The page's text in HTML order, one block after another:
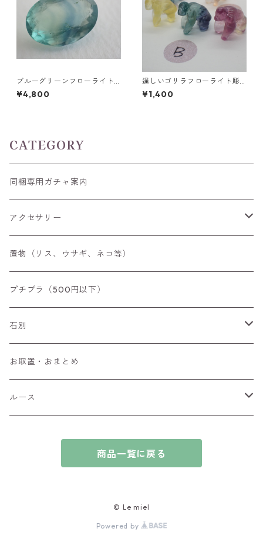
ブルーグリーンフローライト
オーバルカットルース 10.2ct
15.4mm*11.1mm*8.0mm
¥4,800
逞しいゴリラフローライト彫
刻 置物 3.5g前後 高さ15mm前
後
¥1,400
CATEGORY
同梱専用ガチャ案内
アクセサリー
空枠
リング
ペンダントトップ
ブローチ
チャーム
ブレスレット
置物（リス、ウサギ、ネコ等）
プチプラ（500円以下）
石別
アイオライト
アウイナイト
アクアマリン
お取置・おまとめ
ルース
カボションカット
商品一覧に戻る
© Le miel
Powered by